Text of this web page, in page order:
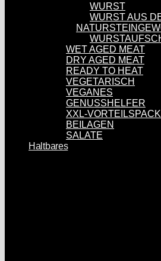
WURST
WURST AUS
WET AGED MEAT
DRY AGED MEAT
READY TO HEAT
VEGETARISCH
VEGANES
GENUSSHELFER
XXL-
BEILAGEN
SALATE
Haltbares